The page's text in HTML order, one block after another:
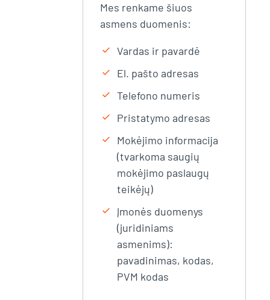
Mes renkame šiuos
asmens duomenis:
check Vardas ir pavardė
check El. pašto adresas
check Telefono numeris
check Pristatymo adresas
check Mokėjimo informacija
(tvarkoma saugių
mokėjimo paslaugų
teikėjų)
check Įmonės duomenys
(juridiniams
asmenims):
pavadinimas, kodas,
PVM kodas